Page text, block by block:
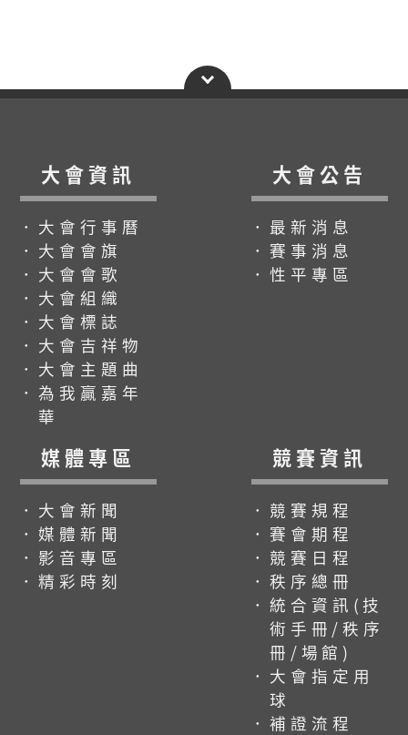
大會資訊
．大會行事曆
．大會會旗
．大會會歌
．大會組織
．大會標誌
．大會吉祥物
．大會主題曲
．為我贏嘉年
華
大會公告
．最新消息
．賽事消息
．性平專區
媒體專區
．大會新聞
．媒體新聞
．影音專區
．精彩時刻
競賽資訊
．競賽規程
．賽會期程
．競賽日程
．秩序總冊
．統合資訊(技
術手冊/秩序
冊/場館)
．大會指定用
球
．補證流程